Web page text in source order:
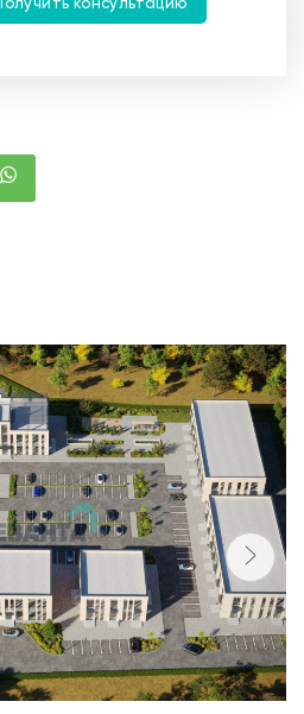
Получить консультацию